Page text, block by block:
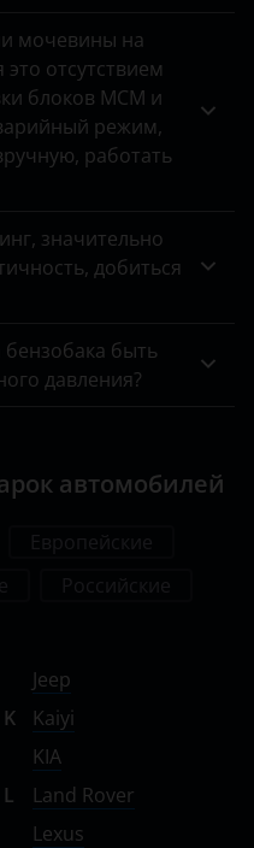
мочевины на
отсутствием
блоков MCM и
режим,
работать
значительно
добиться
быть
давления?
автомобилей
Jeep
K
Kaiyi
KIA
L
Land Rover
Lexus